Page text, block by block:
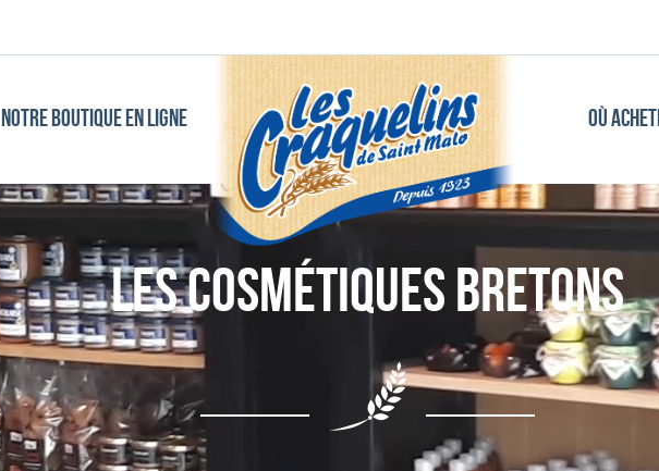
NOTRE BOUTIQUE EN LIGNE OÙ
Les Cosmétiques bretons